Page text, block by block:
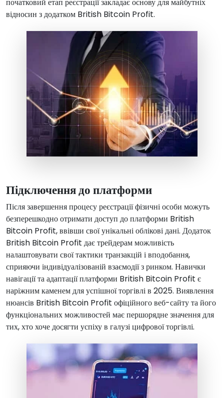
відносин з додатком British Bitcoin Profit.
Підключення до платформи
Після завершення процесу реєстрації фізичні особи можуть
безперешкодно отримати доступ до платформи British
Bitcoin Profit, ввівши свої унікальні облікові дані. Додаток
British Bitcoin Profit дає трейдерам можливість
налаштовувати свої тактики транзакцій і вподобання,
сприяючи індивідуалізованій взаємодії з ринком. Навички
навігації та адаптації платформи British Bitcoin Profit є
наріжним каменем для успішної торгівлі в 2025. Виявлення
нюансів British Bitcoin Profit офіційного веб-сайту та його
функціональних можливостей має першорядне значення для
тих, хто хоче досягти успіху в галузі цифрової торгівлі.